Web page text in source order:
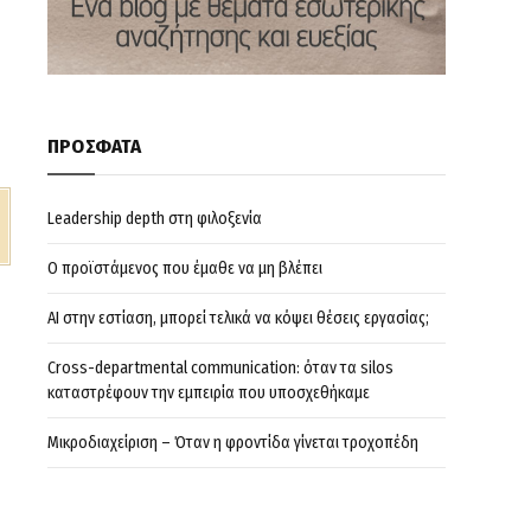
ΠΡΟΣΦΑΤΑ
Leadership depth στη φιλοξενία
Ο προϊστάμενος που έμαθε να μη βλέπει
AI στην εστίαση, μπορεί τελικά να κόψει θέσεις εργασίας;
Cross-departmental communication: όταν τα silos
καταστρέφουν την εμπειρία που υποσχεθήκαμε
Μικροδιαχείριση – Όταν η φροντίδα γίνεται τροχοπέδη